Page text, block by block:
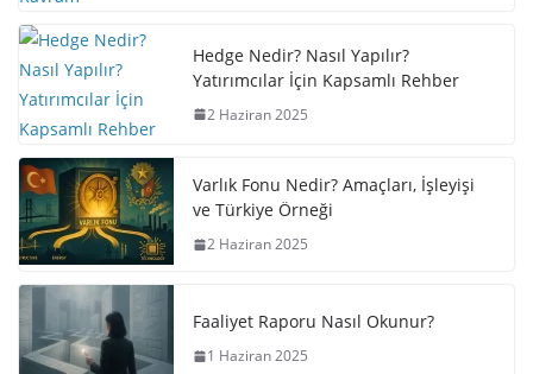
Hedge Nedir? Nasıl Yapılır?
Yatırımcılar İçin Kapsamlı Rehber
2 Haziran 2025
Varlık Fonu Nedir? Amaçları, İşleyişi
ve Türkiye Örneği
2 Haziran 2025
Faaliyet Raporu Nasıl Okunur?
1 Haziran 2025